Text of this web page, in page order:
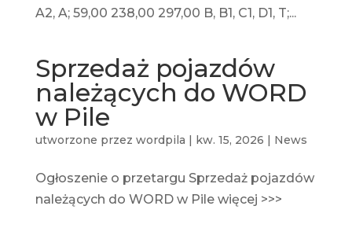
A2, A; 59,00 238,00 297,00 B, B1, C1, D1, T;...
Sprzedaż pojazdów
należących do WORD
w Pile
utworzone przez wordpila | kw. 15, 2026 | News
Ogłoszenie o przetargu Sprzedaż pojazdów
należących do WORD w Pile więcej >>>